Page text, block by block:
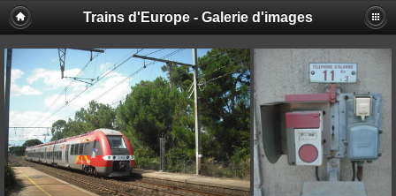
Trains d'Europe - Galerie d'images